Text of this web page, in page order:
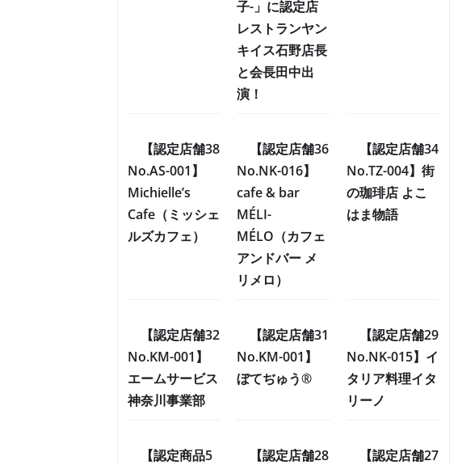
子-」に認定店
レストランヤン
キイス石野店長
と会長田中出
演！
【認定店舗38
No.AS-001】
Michielle’s
Cafe（ミッシェ
ルズカフェ）
【認定店舗36
No.NK-016】
cafe & bar
MÉLI-
MÉLO（カフェ
アンドバー メ
リメロ）
【認定店舗34
No.TZ-004】街
の珈琲店 よこ
はま物語
【認定店舗32
No.KM-001】
エームサービス
神奈川事業部
【認定店舗31
No.KM-001】
ぼてぢゅう®
【認定店舗29
No.NK-015】イ
タリア料理イタ
リーノ
【認定商品5
【認定店舗28
【認定店舗27